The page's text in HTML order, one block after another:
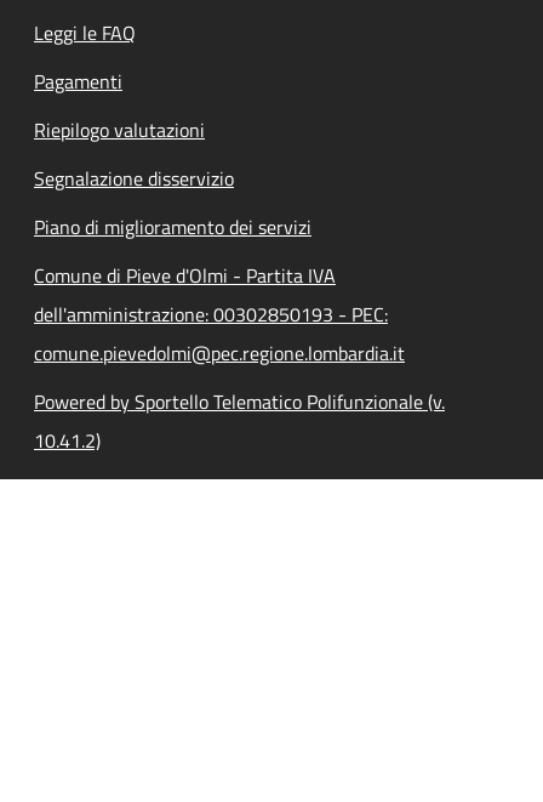
Leggi le FAQ
Pagamenti
Riepilogo valutazioni
Segnalazione disservizio
Piano di miglioramento dei servizi
Comune di Pieve d'Olmi - Partita IVA
dell'amministrazione: 00302850193 - PEC:
comune.pievedolmi@pec.regione.lombardia.it
Powered by Sportello Telematico Polifunzionale (v.
10.41.2)